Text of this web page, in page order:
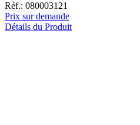
Réf.: 080003121
Prix sur demande
Détails du Produit